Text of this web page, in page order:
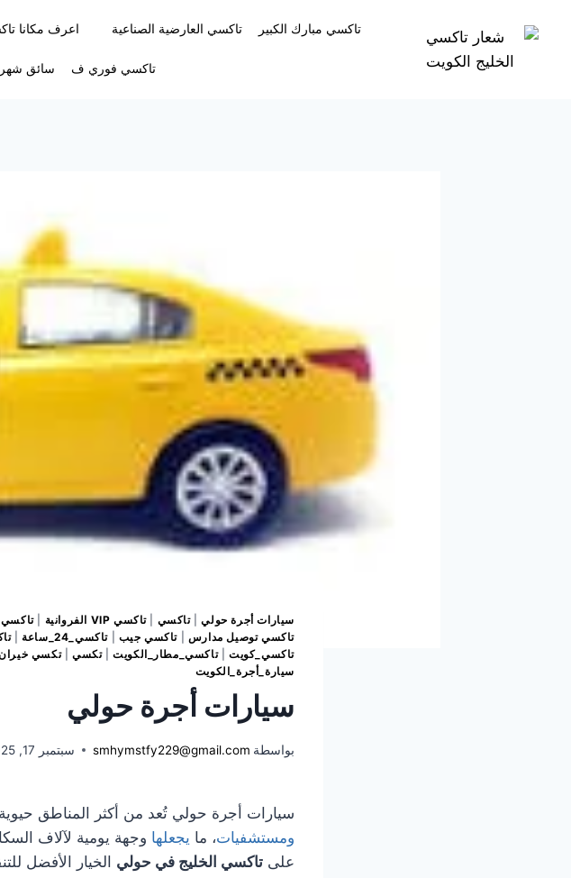
تاكسي مبارك الكبير تاكسي العارضية الصناعية اعرف مكانا
تاكسي فوري ف سائق
سيارات أجرة حولي|تاكسي |تاكسي VIP الفروانية |تاكسي
تاكسي توصيل مدارس
تاكسي جيب |تاكسي_24_ساعة |
تاكسي_كويت|تاكسي_مطار_الكويت|تكسي |تكسي
سيارة_أجرة_الكويت
سيارات أجرة حولي
بواسطة smhymstfy229@gmail.com سبتمبر 17, 2025
سيارات أجرة حولي تُعد من أكثر المناطق
ومستشفيات، ما يجعلها وجهة يومية لآلاف
على تاكسي الخليج في حولي الخيار الأفضل